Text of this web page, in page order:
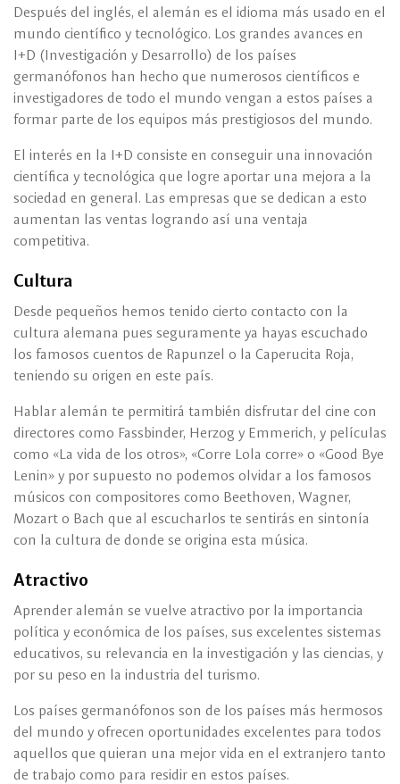
Después del inglés, el alemán es el idioma más usado en el
mundo científico y tecnológico. Los grandes avances en
I+D (Investigación y Desarrollo) de los países
germanófonos han hecho que numerosos científicos e
investigadores de todo el mundo vengan a estos países a
formar parte de los equipos más prestigiosos del mundo.
El interés en la I+D consiste en conseguir una innovación
científica y tecnológica que logre aportar una mejora a la
sociedad en general. Las empresas que se dedican a esto
aumentan las ventas logrando así una ventaja
competitiva.
Cultura
Desde pequeños hemos tenido cierto contacto con la
cultura alemana pues seguramente ya hayas escuchado
los famosos cuentos de Rapunzel o la Caperucita Roja,
teniendo su origen en este país.
Hablar alemán te permitirá también disfrutar del cine con
directores como Fassbinder, Herzog y Emmerich, y películas
como «La vida de los otros», «Corre Lola corre» o «Good Bye
Lenin» y por supuesto no podemos olvidar a los famosos
músicos con compositores como Beethoven, Wagner,
Mozart o Bach que al escucharlos te sentirás en sintonía
con la cultura de donde se origina esta música.
Atractivo
Aprender alemán se vuelve atractivo por la importancia
política y económica de los países, sus excelentes sistemas
educativos, su relevancia en la investigación y las ciencias, y
por su peso en la industria del turismo.
Los países germanófonos son de los países más hermosos
del mundo y ofrecen oportunidades excelentes para todos
aquellos que quieran una mejor vida en el extranjero tanto
de trabajo como para residir en estos países.